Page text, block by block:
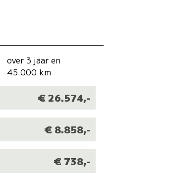
over 3 jaar en
45.000 km
€ 26.574,-
€ 8.858,-
€ 738,-